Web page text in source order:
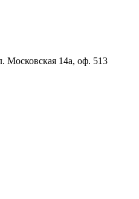
Московская 14а, оф. 513